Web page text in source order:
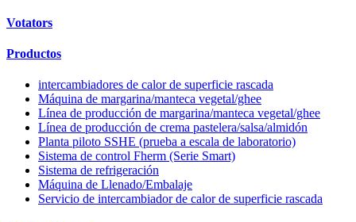
Votators
Productos
intercambiadores de calor de superficie rascada
Máquina de margarina/manteca vegetal/ghee
Línea de producción de margarina/manteca vegetal/ghee
Línea de producción de crema pastelera/salsa/almidón
Planta piloto SSHE (prueba a escala de laboratorio)
Sistema de control Fherm (Serie Smart)
Sistema de refrigeración
Máquina de Llenado/Embalaje
Servicio de intercambiador de calor de superficie rascada